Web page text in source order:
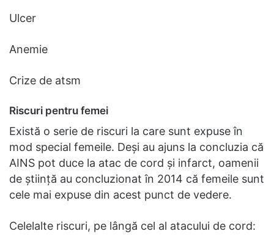
Ulcer
Anemie
Crize de atsm
Riscuri pentru femei
Există o serie de riscuri la care sunt expuse în
mod special femeile. Deși au ajuns la concluzia că
AINS pot duce la atac de cord și infarct, oamenii
de știință au concluzionat în 2014 că femeile sunt
cele mai expuse din acest punct de vedere.
Celelalte riscuri, pe lângă cel al atacului de cord: